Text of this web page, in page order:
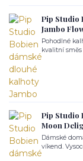
Pip Studio
Jambo
Pohodlné
kvalitní směs
Pip Studio
Moon
Dámské
víkend.